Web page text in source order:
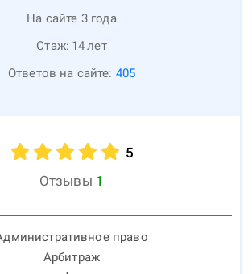
На сайте 3 года
Стаж: 14лет
Ответов на сайте: 405
5
Отзывы 1
право
Арбитраж